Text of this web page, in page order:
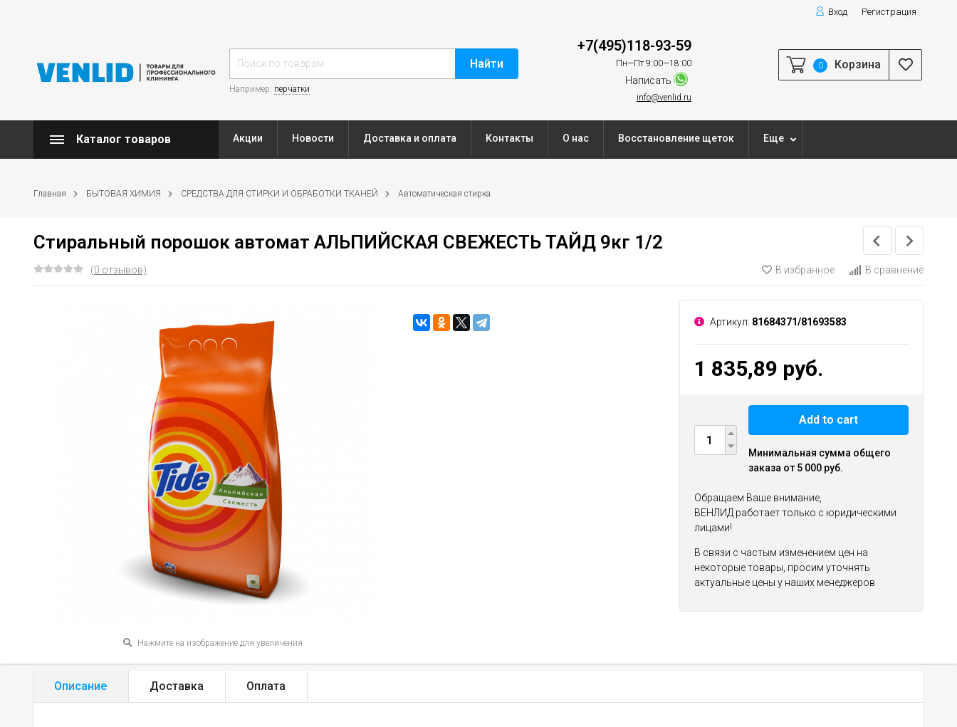
Вход Регистрация
Найти
Например: перчатки
+7(495)118-93-59
Пн—Пт 9:00—18:00
Написать
info@venlid.ru
0 Корзина
Каталог товаров Акции Новости Доставка и оплата Контакты О нас Восстановление щеток Еще
Главная БЫТОВАЯ ХИМИЯ СРЕДСТВА ДЛЯ СТИРКИ И ОБРАБОТКИ ТКАНЕЙ Автоматическая стирка
Стиральный порошок автомат АЛЬПИЙСКАЯ СВЕЖЕСТЬ ТАЙД 9кг 1/2
(0 отзывов) В избранное В сравнение
Нажмите на изображение для увеличения
Артикул: 81684371/81693583
1 835,89 руб.
Add to cart
Минимальная сумма общего
заказа от 5 000 руб.
Обращаем Ваше внимание,
ВЕНЛИД работает только с юридическими
лицами!
В связи с частым изменением цен на
некоторые товары, просим уточнять
актуальные цены у наших менеджеров
Описание Доставка Оплата